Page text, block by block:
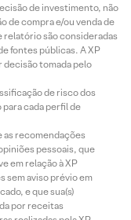
de investimento, não
de compra e/ou venda de
são consideradas
fontes públicas. A XP
decisão tomada pelo
de risco dos
cada perfil de
as recomendações
pessoais, que
em relação à XP
sem aviso prévio em
e que sua(s)
por receitas